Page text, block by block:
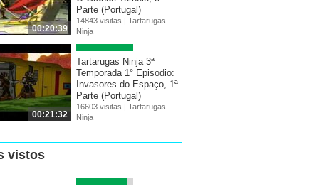
00:20:39
Parte (Portugal)
14843 visitas | Tartarugas
Ninja
00:21:32
Tartarugas Ninja 3ª
Temporada 1° Episodio:
Invasores do Espaço, 1ª
Parte (Portugal)
16603 visitas | Tartarugas
Ninja
vistos